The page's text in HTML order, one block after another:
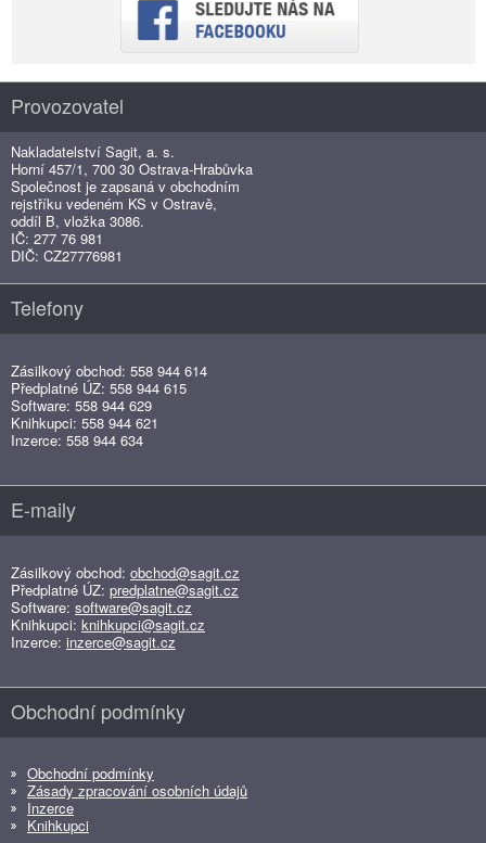
Provozovatel
Nakladatelství Sagit, a. s.
Horní 457/1, 700 30 Ostrava-Hrabůvka
Společnost je zapsaná v obchodním
rejstříku vedeném KS v Ostravě,
oddíl B, vložka 3086.
IČ: 277 76 981
DIČ: CZ27776981
Telefony
Zásilkový obchod: 558 944 614
Předplatné ÚZ: 558 944 615
Software: 558 944 629
Knihkupci: 558 944 621
Inzerce: 558 944 634
E-maily
Zásilkový obchod: obchod@sagit.cz
Předplatné ÚZ: predplatne@sagit.cz
Software: software@sagit.cz
Knihkupci: knihkupci@sagit.cz
Inzerce: inzerce@sagit.cz
Obchodní podmínky
Obchodní podmínky
Zásady zpracování osobních údajů
Inzerce
Knihkupci